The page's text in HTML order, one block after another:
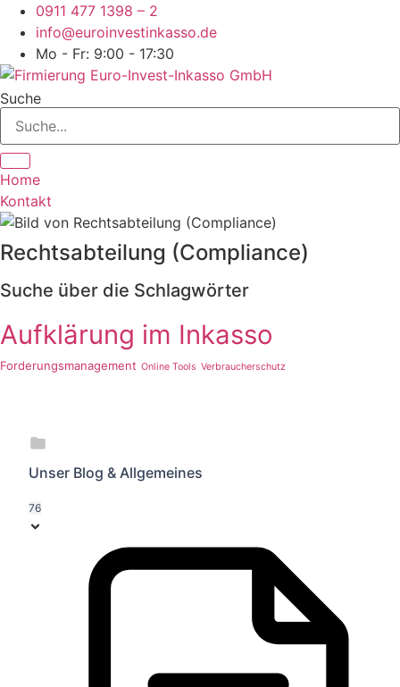
Zum
Inhalt
springen
0911 477 1398 – 2
info@euroinvestinkasso.de
Mo - Fr: 9:00 - 17:30
Suche
Home
Kontakt
Rechtsabteilung (Compliance)
Suche über die Schlagwörter
Aufklärung im Inkasso
Forderungsmanagement Online Tools Verbraucherschutz
Unser Blog & Allgemeines
76